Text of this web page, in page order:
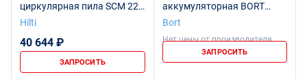
циркулярная пила SCM 22-
A коробка
Hilti
40 644 ₽
ЗАПРОСИТЬ
аккумуляторная BORT
BHK-21Li-185 Solo (без АКБ
Bort
Нет цены от производителя
ЗАПРОСИТЬ